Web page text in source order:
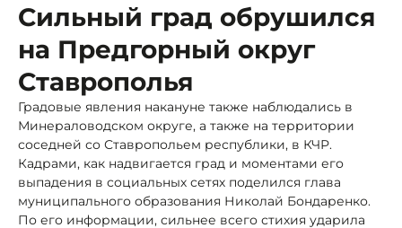
Сильный град обрушился
на Предгорный округ
Ставрополья
Градовые явления накануне также наблюдались в
Минераловодском округе, а также на территории
соседней со Ставропольем республики, в КЧР.
Кадрами, как надвигается град и моментами его
выпадения в социальных сетях поделился глава
муниципального образования Николай Бондаренко.
По его информации, сильнее всего стихия ударила